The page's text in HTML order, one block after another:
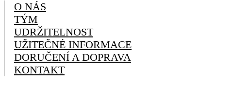
O NÁS
TÝM
UDRŽITELNOST
UŽITEČNÉ INFORMACE
DORUČENÍ A DOPRAVA
KONTAKT